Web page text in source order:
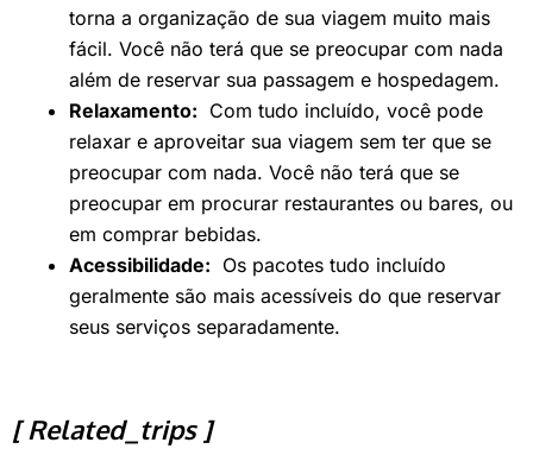
torna a organização de sua viagem muito mais
fácil. Você não terá que se preocupar com nada
além de reservar sua passagem e hospedagem.
Relaxamento: Com tudo incluído, você pode
relaxar e aproveitar sua viagem sem ter que se
preocupar com nada. Você não terá que se
preocupar em procurar restaurantes ou bares, ou
em comprar bebidas.
Acessibilidade: Os pacotes tudo incluído
geralmente são mais acessíveis do que reservar
seus serviços separadamente.
[ Related_trips ]